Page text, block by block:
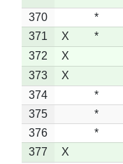
370 *
371
X *
372
X
373
X
374
*
375
*
376
*
377
X